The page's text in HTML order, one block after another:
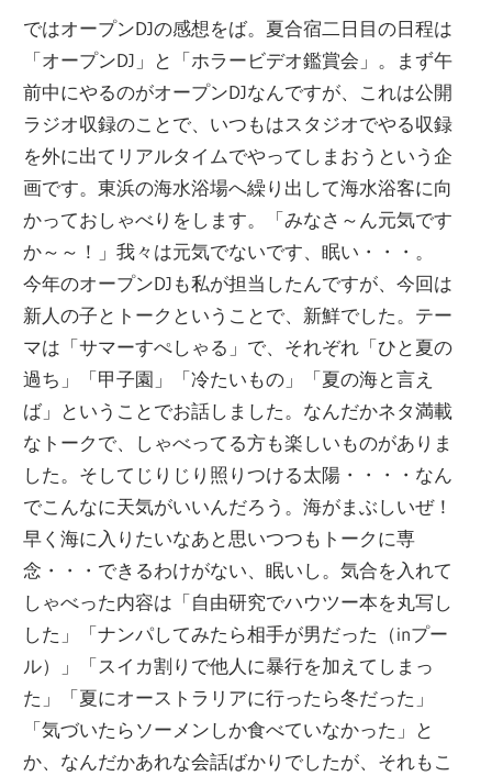
ではオープンDJの感想をば。夏合宿二日目の日程は
「オープンDJ」と「ホラービデオ鑑賞会」。まず午
前中にやるのがオープンDJなんですが、これは公開
ラジオ収録のことで、いつもはスタジオでやる収録
を外に出てリアルタイムでやってしまおうという企
画です。東浜の海水浴場へ繰り出して海水浴客に向
かっておしゃべりをします。「みなさ～ん元気です
か～～！」我々は元気でないです、眠い・・・。
今年のオープンDJも私が担当したんですが、今回は
新人の子とトークということで、新鮮でした。テー
マは「サマーすぺしゃる」で、それぞれ「ひと夏の
過ち」「甲子園」「冷たいもの」「夏の海と言え
ば」ということでお話しました。なんだかネタ満載
なトークで、しゃべってる方も楽しいものがありま
した。そしてじりじり照りつける太陽・・・・なん
でこんなに天気がいいんだろう。海がまぶしいぜ！
早く海に入りたいなあと思いつつもトークに専
念・・・できるわけがない、眠いし。気合を入れて
しゃべった内容は「自由研究でハウツー本を丸写し
した」「ナンパしてみたら相手が男だった（inプー
ル）」「スイカ割りで他人に暴行を加えてしまっ
た」「夏にオーストラリアに行ったら冬だった」
「気づいたらソーメンしか食べていなかった」と
か、なんだかあれな会話ばかりでしたが、それもこ